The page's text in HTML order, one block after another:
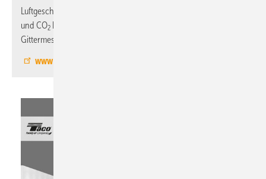
Luftgeschwindigkeit, Temperatur, relativer Luftfeuchtigkeit, CO
und CO2
Gittermessung für Kanaltraversen nach ISO EN 12599.
www.airflow.de